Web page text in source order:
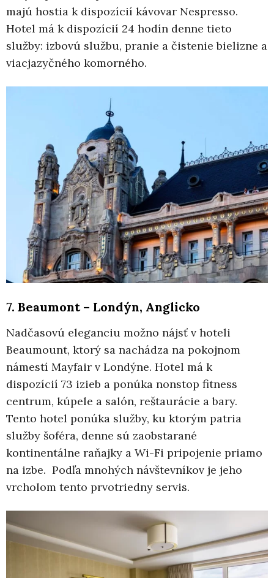
majú hostia k dispozícií kávovar Nespresso.
Hotel má k dispozícií 24 hodín denne tieto
služby: izbovú službu, pranie a čistenie bielizne a
viacjazyčného komorného.
7. Beaumont – Londýn, Anglicko
Nadčasovú eleganciu možno nájsť v hoteli
Beaumount, ktorý sa nachádza na pokojnom
námestí Mayfair v Londýne. Hotel má k
dispozícií 73 izieb a ponúka nonstop fitness
centrum, kúpele a salón, reštaurácie a bary.
Tento hotel ponúka služby, ku ktorým patria
služby šoféra, denne sú zaobstarané
kontinentálne raňajky a Wi-Fi pripojenie priamo
na izbe. Podľa mnohých návštevníkov je jeho
vrcholom tento prvotriedny servis.